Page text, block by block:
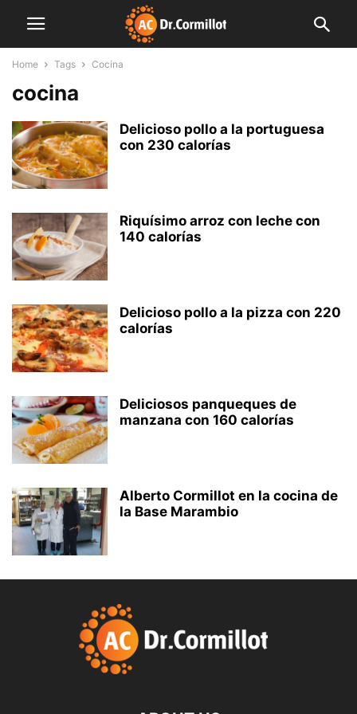
Home Tags Cocina
cocina
Delicioso pollo a la portuguesa
con 230 calorías
Riquísimo arroz con leche con
140 calorías
Delicioso pollo a la pizza con 220
calorías
Deliciosos panqueques de
manzana con 160 calorías
Alberto Cormillot en la cocina de
la Base Marambio